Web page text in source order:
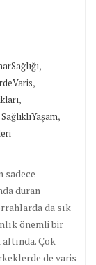
,
,
,
SağlıklıYaşam,
sadece
duran
da sık
önemli bir
Çok
de varis